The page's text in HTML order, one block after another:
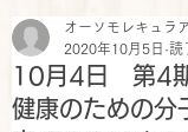
10月4日 第4
健康のための分
オーソモレキュラ
2020年10月5日 読